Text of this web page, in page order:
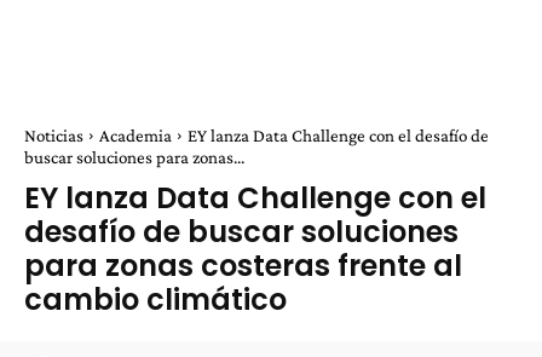
Noticias Academia
EY lanza Data Challenge con el desafío de
buscar soluciones para zonas...
EY lanza Data Challenge con el
desafío de buscar soluciones
para zonas costeras frente al
cambio climático